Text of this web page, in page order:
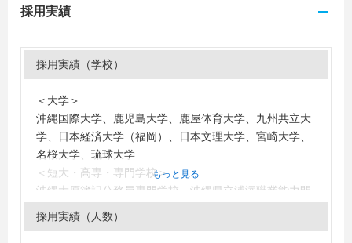
採用実績
採用実績（学校）
＜大学＞
沖縄国際大学、鹿児島大学、鹿屋体育大学、九州共立大
学、日本経済大学（福岡）、日本文理大学、宮崎大学、
名桜大学、琉球大学
＜短大・高専・専門学校＞
沖縄大原簿記公務員専門学校、沖縄県立浦添職業能力開
発校、沖縄県立具志川職業能力開発校
もっと見る
採用実績（人数）